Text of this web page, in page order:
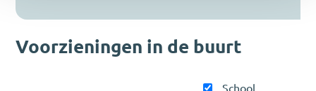
Voorzieningen in de buurt
School